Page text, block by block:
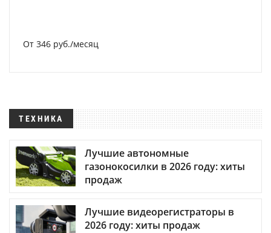
От 346 руб./месяц
ТЕХНИКА
Лучшие автономные
газонокосилки в 2026 году: хиты
продаж
Лучшие видеорегистраторы в
2026 году: хиты продаж